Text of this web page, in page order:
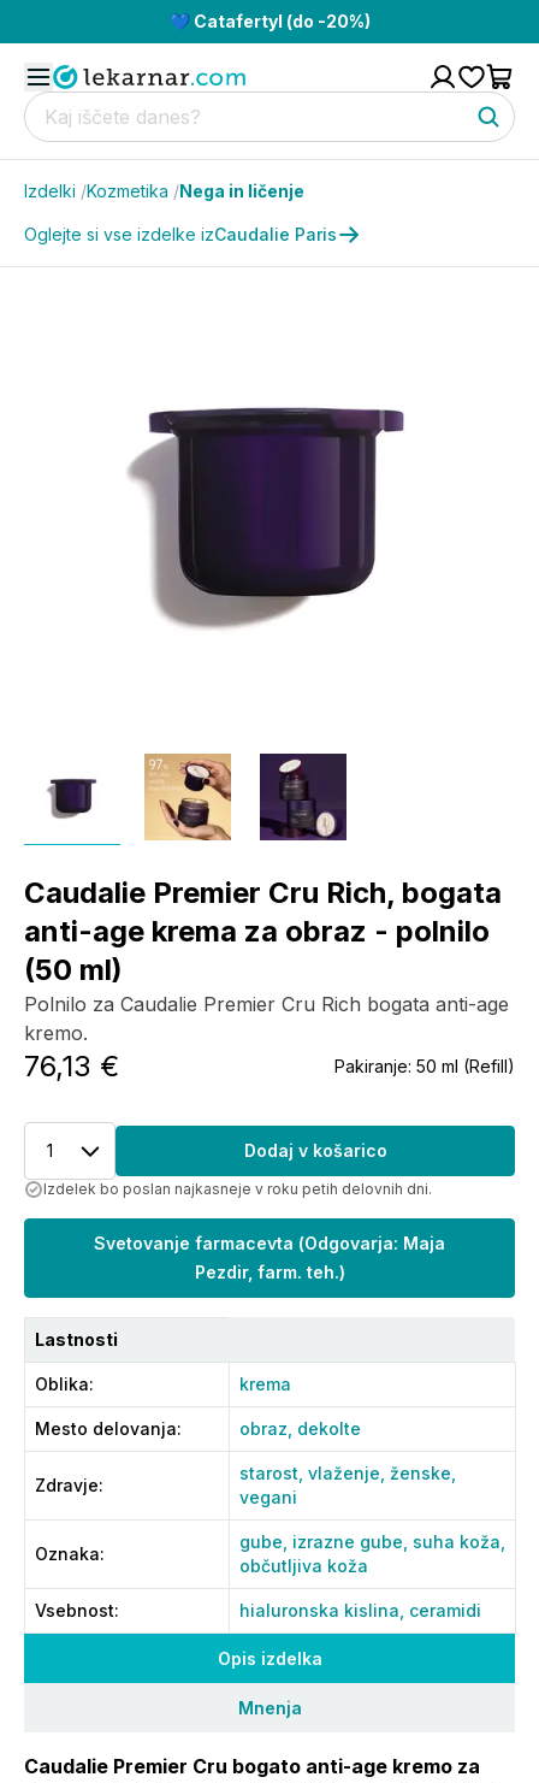
💙 Catafertyl (do -20%)
Izdelki /Kozmetika /Nega in ličenje
Oglejte si vse izdelke izCaudalie Paris
Opis izdelka
Mnenja
Caudalie Premier Cru bogato anti-age kremo za
Caudalie Premier Cru Rich, bogata
anti-age krema za obraz - polnilo
(50 ml)
Polnilo za Caudalie Premier Cru Rich bogata anti-age
kremo.
76,13 € Pakiranje: 50 ml (Refill)
1 Dodaj v košarico
Izdelek bo poslan najkasneje v roku petih delovnih dni.
Svetovanje farmacevta (Odgovarja: Maja
Pezdir, farm. teh.)
Lastnosti
Oblika: krema
Mesto delovanja: obraz, dekolte
Zdravje:
starost, vlaženje, ženske,
vegani
Oznaka:
gube, izrazne gube, suha koža,
občutljiva koža
Vsebnost: hialuronska kislina, ceramidi